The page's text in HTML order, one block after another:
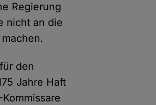
Regierung
nicht an die
den
Jahre Haft